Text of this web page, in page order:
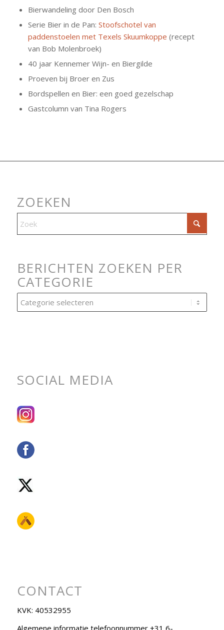
Bierwandeling door Den Bosch
Serie Bier in de Pan: Stoofschotel van
paddenstoelen met Texels Skuumkoppe (recept
van Bob Molenbroek)
40 jaar Kennemer Wijn- en Biergilde
Proeven bij Broer en Zus
Bordspellen en Bier: een goed gezelschap
Gastcolumn van Tina Rogers
ZOEKEN
BERICHTEN ZOEKEN PER
CATEGORIE
zoeken
SOCIAL MEDIA
CONTACT
KVK: 40532955